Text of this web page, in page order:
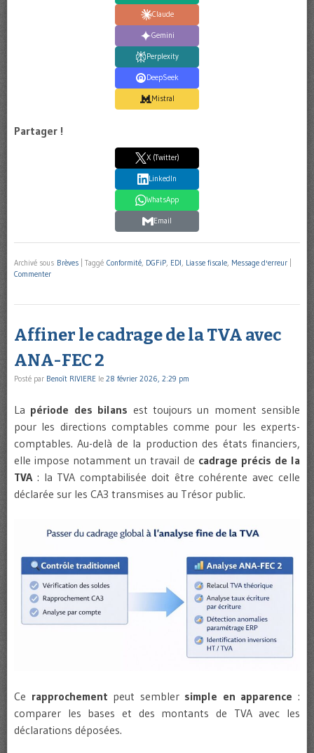
Claude
Gemini
Perplexity
DeepSeek
Mistral
Partager !
X (Twitter)
LinkedIn
WhatsApp
Email
Archivé sous Brèves Taggé Conformité DGFiP EDI Liasse fiscale Message d'erreur
Commenter
Affiner le cadrage de la TVA avec
ANA-FEC 2
Posté par Benoît RIVIERE le 28 février 2026, 2:29 pm
La période des bilans est toujours un moment sensible
pour les directions comptables comme pour les experts-
comptables. Au-delà de la production des états financiers,
elle impose notamment un travail de cadrage précis de la
TVA: la TVA comptabilisée doit être cohérente avec celle
déclarée sur les CA3 transmises au Trésor public.
Ce rapprochement peut sembler simple en apparence :
comparer les bases et des montants de TVA avec les
déclarations déposées.